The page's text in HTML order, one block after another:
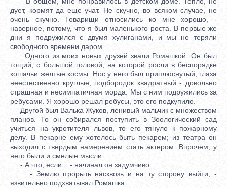
дует, кормят да еще учат. Не скучно, во всяком случае, не
очень скучно. Товарищи относились ко мне хорошо, -
наверное, потому, что я был маленького роста. В первые же
дни я подружился с двумя хулиганами, и мы не теряли
свободного времени даром.
Одного из моих новых друзей звали Ромашкой. Он был
тощий, с большой головой, на которой росли в беспорядке
кошачьи желтые космы. Нос у него был приплюснутый, глаза
неестественно круглые, подбородок квадратный - довольно
страшная и несимпатичная морда. Мы с ним подружились за
ребусами. Я хорошо решал ребусы, это его подкупило.
Другой был Валька Жуков, ленивый мальчик с множеством
планов. То он собирался поступить в Зоологический сад
учиться на укротителя львов, то его тянуло к пожарному
делу. В пекарне ему хотелось быть пекарем; из театра он
выходил с твердым намерением стать актером. Впрочем, у
него были и смелые мысли.
- А что, если... - начинал он задумчиво.
- Землю прорыть насквозь и на ту сторону выйти, -
язвительно подхватывал Ромашка.